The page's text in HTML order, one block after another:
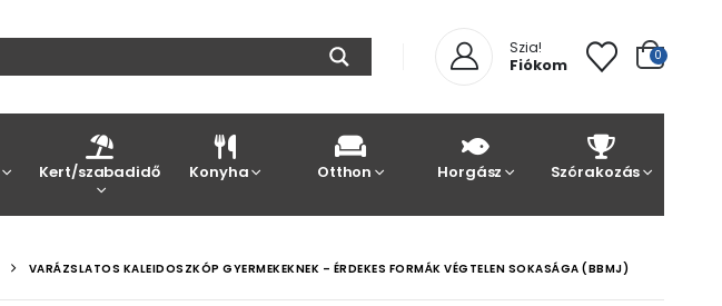
Szia!
Fiókom 0
Kert/szabadidő Konyha Otthon Horgász Szórakozás
VARÁZSLATOS KALEIDOSZKÓP GYERMEKEKNEK – ÉRDEKES FORMÁK VÉGTELEN SOKASÁGA (BBMJ)